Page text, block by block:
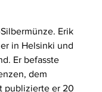
Erik
in Helsinki und
Er befasste
dem
publizierte er 20